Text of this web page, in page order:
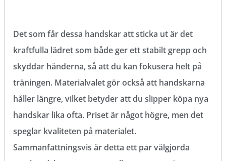
Det som får dessa handskar att sticka ut är det
kraftfulla lädret som både ger ett stabilt grepp och
skyddar händerna, så att du kan fokusera helt på
träningen. Materialvalet gör också att handskarna
håller längre, vilket betyder att du slipper köpa nya
handskar lika ofta. Priset är något högre, men det
speglar kvaliteten på materialet.
Sammanfattningsvis är detta ett par välgjorda